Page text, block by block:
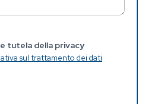
tutela della privacy
sul trattamento dei dati